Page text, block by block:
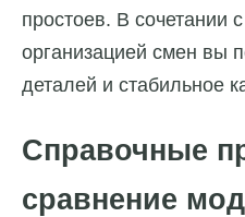
простоев. В сочетании
организацией смен вы
деталей и стабильное
Справочные
сравнение